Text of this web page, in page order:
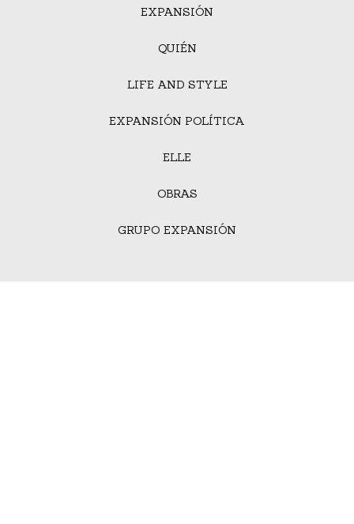
EXPANSIÓN
QUIÉN
LIFE AND STYLE
EXPANSIÓN POLÍTICA
ELLE
OBRAS
GRUPO EXPANSIÓN